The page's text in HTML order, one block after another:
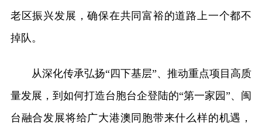
老区振兴发展，确保在共同富裕的道路上一个都不
掉队。
从深化传承弘扬“四下基层”、推动重点项目高质
量发展，到如何打造台胞台企登陆的“第一家园”、闽
台融合发展将给广大港澳同胞带来什么样的机遇，